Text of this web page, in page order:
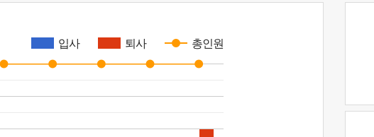
입사 퇴사 총인원